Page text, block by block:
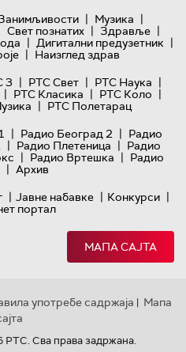
| Музика |
Свет познатих | Здравље |
| Дигитални предузетник |
| Наизглед здрав
3 | РТС Свет | РТС Наука |
| РТС Класика | РТС Коло |
| РТС Полетарац
| Радио Београд 2 | Радио
| Радио Плетеница | Радио
| Радио Вртешка | Радио
| Архив
| Јавне набавке | Конкурси |
портал
МАПА САЈТА
употребе садржаја | Мапа
Сва права задржана.